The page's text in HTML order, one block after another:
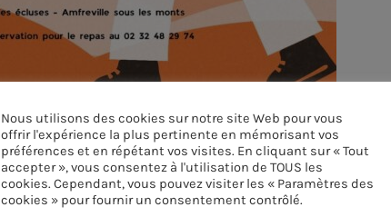
Nous utilisons des cookies sur notre site Web pour vous
offrir l'expérience la plus pertinente en mémorisant vos
préférences et en répétant vos visites. En cliquant sur « Tout
accepter », vous consentez à l'utilisation de TOUS les
cookies. Cependant, vous pouvez visiter les « Paramètres des
cookies » pour fournir un consentement contrôlé.